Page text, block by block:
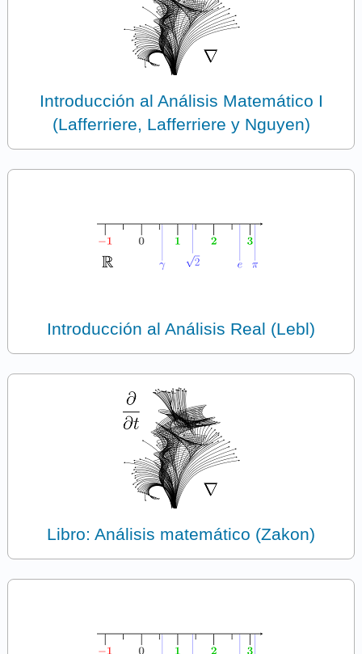
Introducción al Análisis Matemático I
(Lafferriere, Lafferriere y Nguyen)
Introducción al Análisis Real (Lebl)
Libro: Análisis matemático (Zakon)